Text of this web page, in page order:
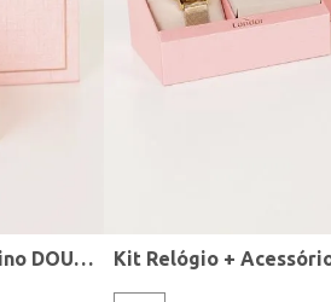
Relógio Mini Condor Feminino DOURADO